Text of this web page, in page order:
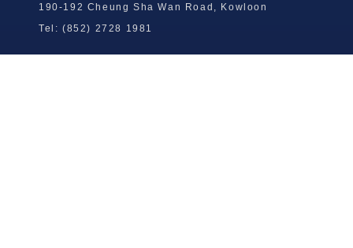
190-192 Cheung Sha Wan Road, Kowloon
Tel: (852) 2728 1981